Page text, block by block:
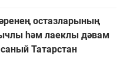
остазларының
һәм лаеклы дәвам
Татарстан